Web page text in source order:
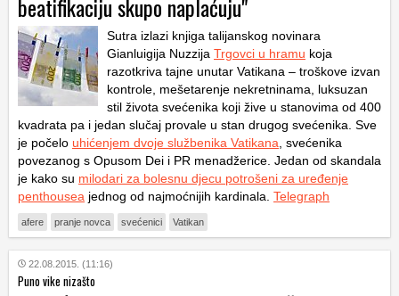
beatifikaciju skupo naplaćuju"
Sutra izlazi knjiga talijanskog novinara
Gianluigija Nuzzija Trgovci u hramu koja
razotkriva tajne unutar Vatikana – troškove izvan
kontrole, mešetarenje nekretninama, luksuzan
stil života svećenika koji žive u stanovima od 400
kvadrata pa i jedan slučaj provale u stan drugog svećenika. Sve
je počelo uhićenjem dvoje službenika Vatikana , svećenika
povezanog s Opusom Dei i PR menadžerice. Jedan od skandala
je kako su milodari za bolesnu djecu potrošeni za uređenje
penthousea jednog od najmoćnijih kardinala. Telegraph
afere pranje novca svećenici Vatikan
22.08.2015. (11:16)
Puno vike nizašto